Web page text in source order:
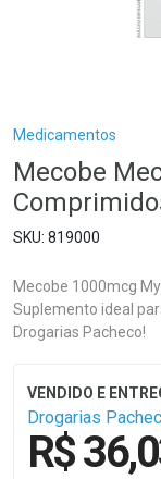
Breadcrumb
Medicamentos
Mecobe
819000
Mecobe 1000mcg
Suplemento ideal
Drogarias Pacheco!
Drogarias
R$